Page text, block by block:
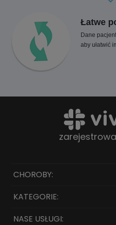
Łatwe
Dane
aby ułatwić
CHOROBY:
KATEGORIE:
NASE USŁUGI: